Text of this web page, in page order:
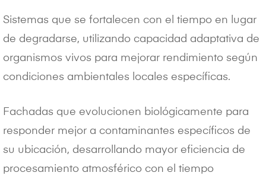
Sistemas que se fortalecen con el tiempo en lugar
de degradarse, utilizando capacidad adaptativa de
organismos vivos para mejorar rendimiento según
condiciones ambientales locales específicas.
Fachadas que evolucionen biológicamente para
responder mejor a contaminantes específicos de
su ubicación, desarrollando mayor eficiencia de
procesamiento atmosférico con el tiempo